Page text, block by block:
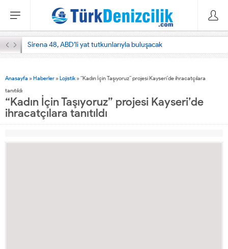
Sirena 48, ABD’li yat tutkunlarıyla buluşacak
Anasayfa »Haberler »Lojistik »“Kadın İçin Taşıyoruz” projesi Kayseri’de ihracatçılara
tanıtıldı
“Kadın İçin Taşıyoruz” projesi Kayseri’de
ihracatçılara tanıtıldı